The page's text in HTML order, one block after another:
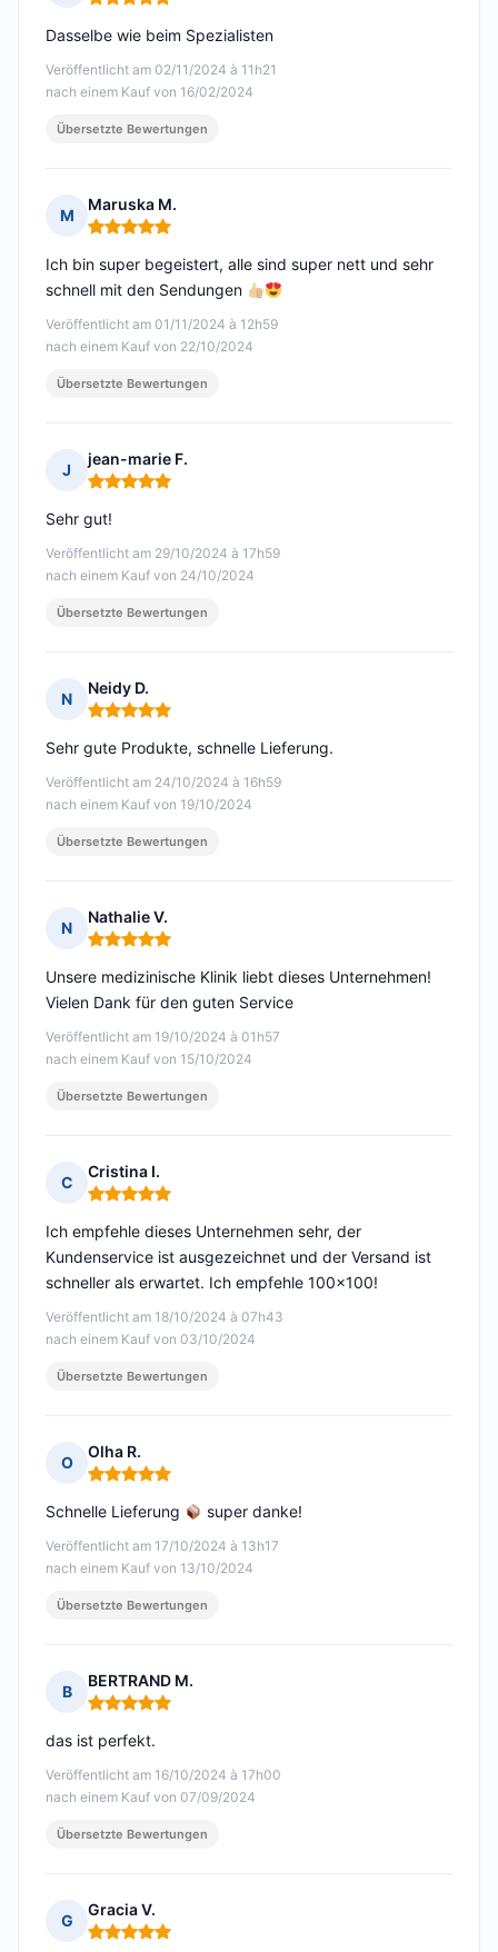
Hinweis: 5 von 5
Veröffentlicht am 02/11/2024 à 11h21
nach einem Kauf von 16/02/2024
Dasselbe wie beim Spezialisten
Übersetzte Bewertungen
M
Maruska M.
Hinweis: 5 von 5
Veröffentlicht am 01/11/2024 à 12h59
nach einem Kauf von 22/10/2024
Ich bin super begeistert, alle sind super nett und sehr
schnell mit den Sendungen
Übersetzte Bewertungen
J
jean-marie F.
Hinweis: 5 von 5
Veröffentlicht am 29/10/2024 à 17h59
nach einem Kauf von 24/10/2024
Sehr gut!
Übersetzte Bewertungen
N
Neidy D.
Hinweis: 5 von 5
Veröffentlicht am 24/10/2024 à 16h59
nach einem Kauf von 19/10/2024
Sehr gute Produkte, schnelle Lieferung.
Übersetzte Bewertungen
N
Nathalie V.
Hinweis: 5 von 5
Veröffentlicht am 19/10/2024 à 01h57
nach einem Kauf von 15/10/2024
Unsere medizinische Klinik liebt dieses Unternehmen!
Vielen Dank für den guten Service
Übersetzte Bewertungen
C
Cristina I.
Hinweis: 5 von 5
Veröffentlicht am 18/10/2024 à 07h43
nach einem Kauf von 03/10/2024
Ich empfehle dieses Unternehmen sehr, der
Kundenservice ist ausgezeichnet und der Versand ist
schneller als erwartet. Ich empfehle 100x100!
Übersetzte Bewertungen
O
Olha R.
Hinweis: 5 von 5
Veröffentlicht am 17/10/2024 à 13h17
nach einem Kauf von 13/10/2024
Schnelle Lieferung super danke!
Übersetzte Bewertungen
B
BERTRAND M.
Hinweis: 5 von 5
Veröffentlicht am 16/10/2024 à 17h00
nach einem Kauf von 07/09/2024
das ist perfekt.
Übersetzte Bewertungen
G
Gracia V.
Hinweis: 5 von 5